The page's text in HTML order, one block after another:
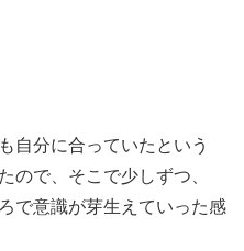
自分に合っていたという
ので、そこで少しずつ、
で意識が芽生えていった感